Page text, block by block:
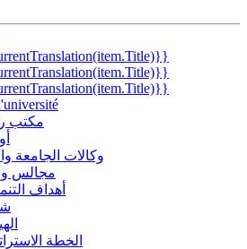
مكتب
وكالات الجامعة
مجالس
أهداف
الخطة